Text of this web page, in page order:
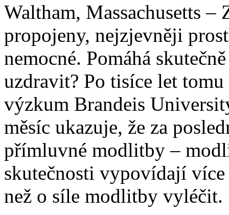
Waltham, Massachusetts
propojeny, nejzjevněji
nemocné. Pomáhá
uzdravit? Po tisíce let
výzkum Brandeis
měsíc ukazuje, že za
přímluvné modlitby –
skutečnosti vypovídají
než o síle modlitby vyléčit.